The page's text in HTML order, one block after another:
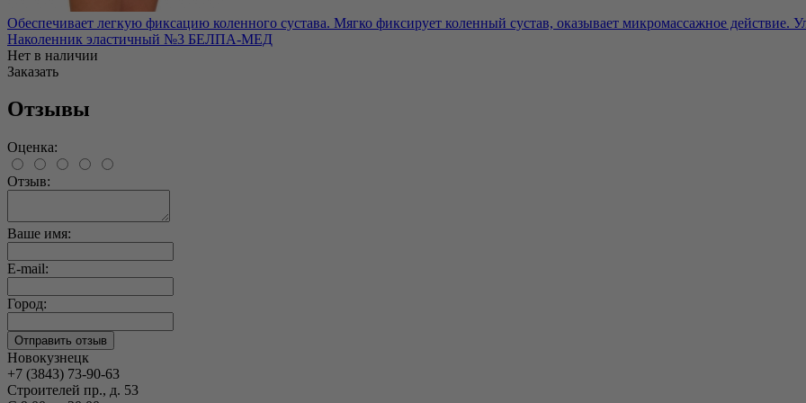
Обеспечивает легкую фиксацию коленного сустава. Мягко фиксирует коленный сустав, оказывает микромассажное действие.
Наколенник эластичный №3 БЕЛПА-МЕД
Нет в наличии
Заказать
Отзывы
Оценка:
Отзыв:
Ваше имя:
E-mail:
Город:
Новокузнецк
+7 (3843) 73-90-63
Строителей пр., д. 53